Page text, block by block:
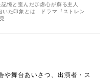
憶と歪んだ加虐心が蘇る主人
いた印象とは ドラマ『ストレン
や舞台あいさつ、出演者・ス